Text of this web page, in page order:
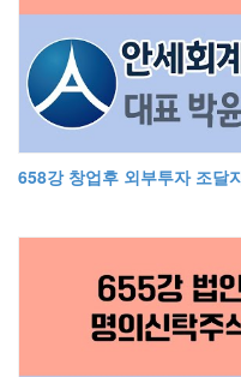
658강 창업후 외부투자 조달